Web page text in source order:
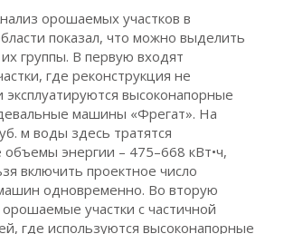
орошаемых участков в
показал, что можно выделить
группы. В первую входят
где реконструкция не
эксплуатируются высоконапорные
машины «Фрегат». На
м воды здесь тратятся
энергии – 475–668 кВт•ч,
включить проектное число
одновременно. Во вторую
орошаемые участки с частичной
где используются высоконапорные